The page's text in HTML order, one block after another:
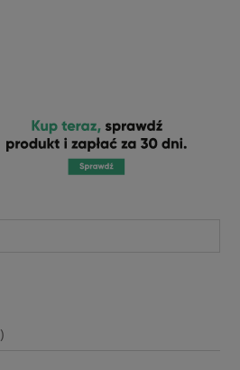
kosztów płatności